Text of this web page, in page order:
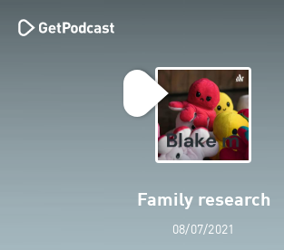
Family research
08/07/2021